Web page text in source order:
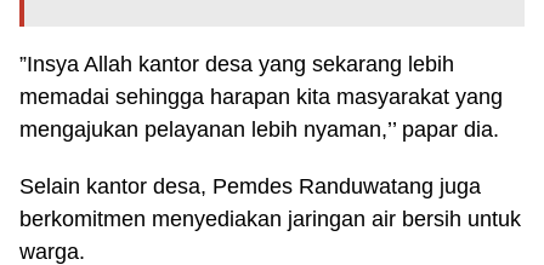
”Insya Allah kantor desa yang sekarang lebih
memadai sehingga harapan kita masyarakat yang
mengajukan pelayanan lebih nyaman,’’ papar dia.
Selain kantor desa, Pemdes Randuwatang juga
berkomitmen menyediakan jaringan air bersih untuk
warga.